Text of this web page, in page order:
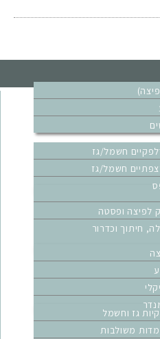
חשמל/גז
חשמל/גז
לפיצה ופסטה
חיתוך וכדרור
גז וחשמל
משולבות